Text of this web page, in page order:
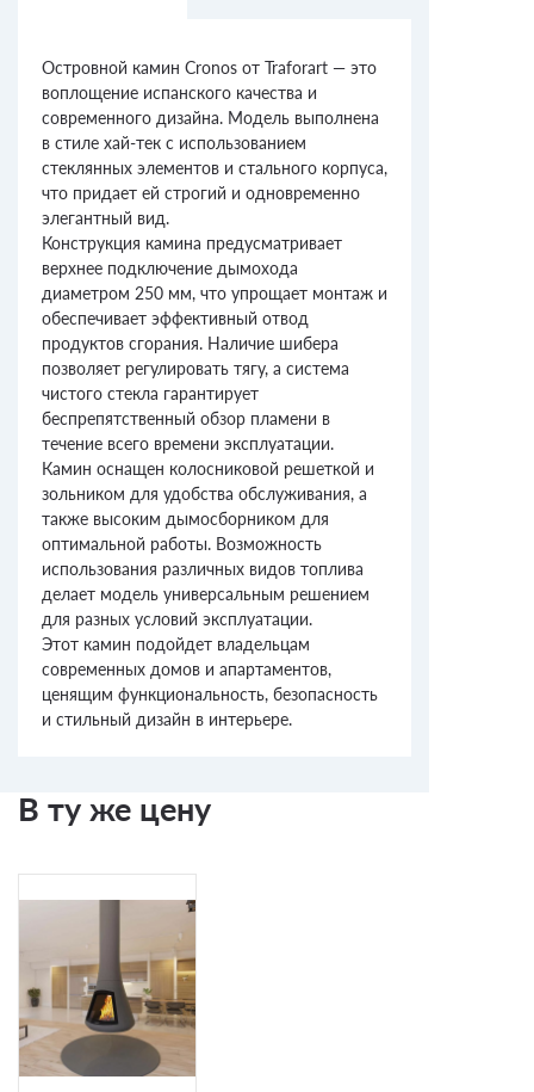
Островной камин Cronos от Traforart — это
воплощение испанского качества и
современного дизайна. Модель выполнена
в стиле хай-тек с использованием
стеклянных элементов и стального корпуса,
что придает ей строгий и одновременно
элегантный вид.
Конструкция камина предусматривает
верхнее подключение дымохода
диаметром 250 мм, что упрощает монтаж и
обеспечивает эффективный отвод
продуктов сгорания. Наличие шибера
позволяет регулировать тягу, а система
чистого стекла гарантирует
беспрепятственный обзор пламени в
течение всего времени эксплуатации.
Камин оснащен колосниковой решеткой и
зольником для удобства обслуживания, а
также высоким дымосборником для
оптимальной работы. Возможность
использования различных видов топлива
делает модель универсальным решением
для разных условий эксплуатации.
Этот камин подойдет владельцам
современных домов и апартаментов,
ценящим функциональность, безопасность
и стильный дизайн в интерьере.
В ту же цену